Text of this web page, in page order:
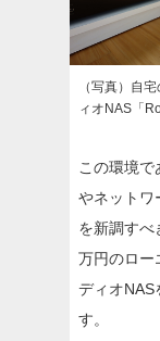
（写真）自
ィオNAS「
この環境
やネットワ
を新調すべ
万円のロー
ディオNAS
す。